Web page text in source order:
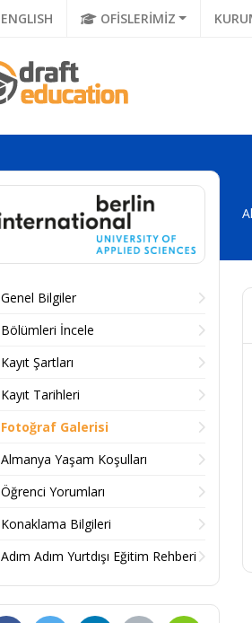
ENGLISH OFİSLERİMİZ
Genel Bilgiler
Bölümleri İncele
Kayıt Şartları
Kayıt Tarihleri
Fotoğraf Galerisi
Almanya Yaşam Koşulları
Öğrenci Yorumları
Konaklama Bilgileri
Adım Adım Yurtdışı Eğitim Rehberi